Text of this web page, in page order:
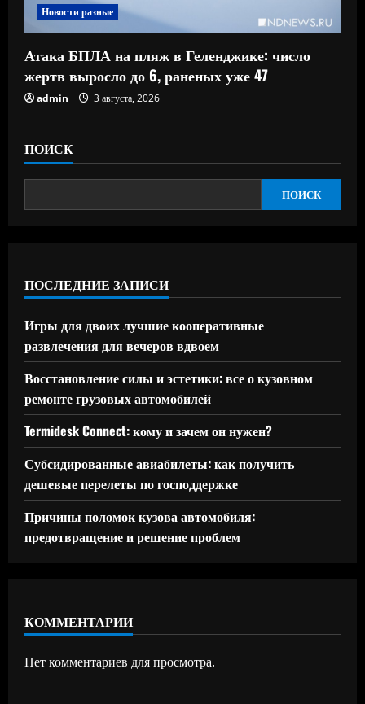
Новости разные
Атака БПЛА на пляж в Геленджике: число
жертв выросло до 6, раненых уже 47
admin 3 августа, 2026
ПОИСК
ПОИСК
ПОСЛЕДНИЕ ЗАПИСИ
Игры для двоих лучшие кооперативные
развлечения для вечеров вдвоем
Восстановление силы и эстетики: все о кузовном
ремонте грузовых автомобилей
Termidesk Connect: кому и зачем он нужен?
Субсидированные авиабилеты: как получить
дешевые перелеты по господдержке
Причины поломок кузова автомобиля:
предотвращение и решение проблем
КОММЕНТАРИИ
Нет комментариев для просмотра.